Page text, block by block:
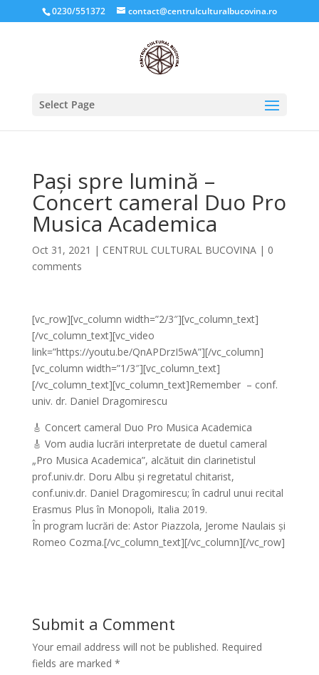
0230/551372 contact@centrulculturalbucovina.ro
Select Page
Pași spre lumină –
Concert cameral Duo Pro
Musica Academica
Oct 31, 2021 | CENTRUL CULTURAL BUCOVINA| 0
comments
[vc_row][vc_column width=”2/3″][vc_column_text]
[/vc_column_text][vc_video
link=”https://youtu.be/QnAPDrzI5wA”][/vc_column]
[vc_column width=”1/3″][vc_column_text]
[/vc_column_text][vc_column_text]Remember – conf.
univ. dr. Daniel Dragomirescu
🎸 Concert cameral Duo Pro Musica Academica
🎸 Vom audia lucrări interpretate de duetul cameral
„Pro Musica Academica”, alcătuit din clarinetistul
prof.univ.dr. Doru Albu și regretatul chitarist,
conf.univ.dr. Daniel Dragomirescu; în cadrul unui recital
Erasmus Plus în Monopoli, Italia 2019.
În program lucrări de: Astor Piazzola, Jerome Naulais și
Romeo Cozma.[/vc_column_text][/vc_column][/vc_row]
Submit a Comment
Your email address will not be published. Required
fields are marked *